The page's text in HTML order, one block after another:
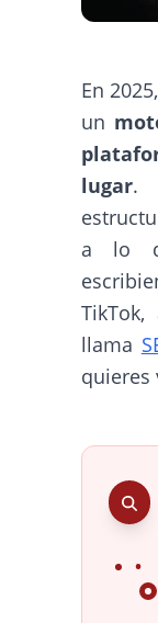
En
un
lugar.
a lo
llama
quieres